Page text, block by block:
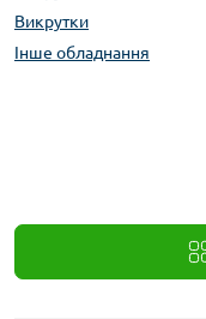
Викрутки
Інше обладнання